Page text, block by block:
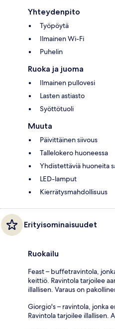
Yhteydenpito
Työpöytä
Ilmainen Wi-Fi
Puhelin
Ruoka ja juoma
Ilmainen pullovesi
Lasten astiasto
Syöttötuoli
Muuta
Päivittäinen siivous
Tallelokero huoneessa
Yhdistettäviä huoneita
LED-lamput
Kierrätysmahdollisuus
Erityisominaisuudet
Ruokailu
Feast – buffetravintola,
keittiö. Ravintola tarjoilee
illallisen. Varaus on
Giorgio's – ravintola, jonka
Ravintola tarjoilee illallisen.